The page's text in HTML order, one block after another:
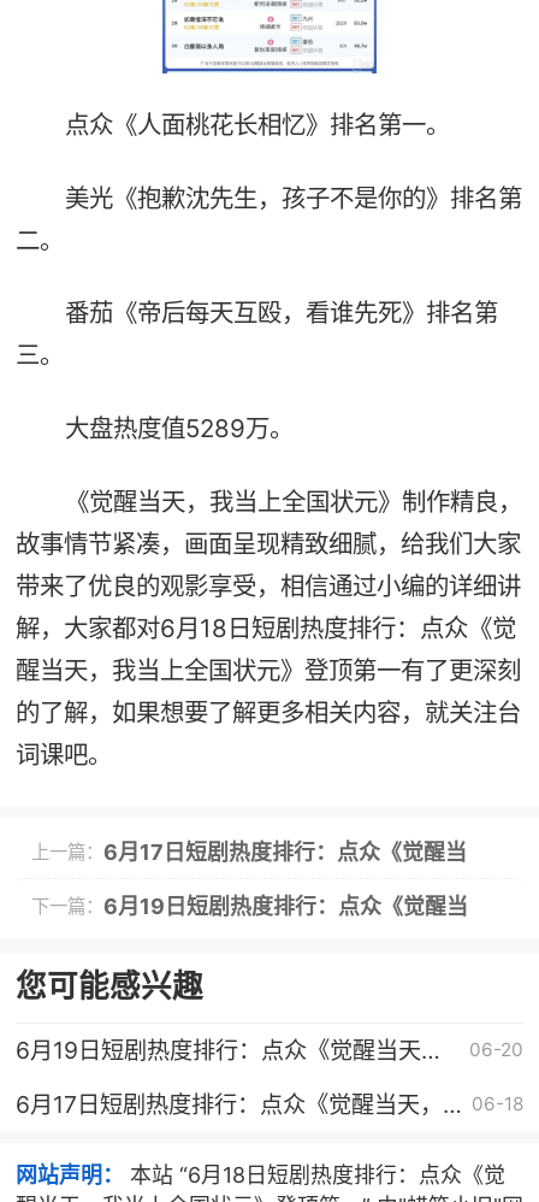
点众《人面桃花长相忆》排名第一。
美光《抱歉沈先生，孩子不是你的》排名第
二。
番茄《帝后每天互殴，看谁先死》排名第
三。
大盘热度值5289万。
《觉醒当天，我当上全国状元》制作精良，
故事情节紧凑，画面呈现精致细腻，给我们大家
带来了优良的观影享受，相信通过小编的详细讲
解，大家都对6月18日短剧热度排行：点众《觉
醒当天，我当上全国状元》登顶第一有了更深刻
的了解，如果想要了解更多相关内容，就关注台
词课吧。
上一篇： 6月17日短剧热度排行：点众《觉醒当
天，我当上全国状元》登顶第一
下一篇： 6月19日短剧热度排行：点众《觉醒当
您可能感兴趣
6月19日短剧热度排行：点众《觉醒当天，
06-20
6月17日短剧热度排行：点众《觉醒当天，
06-18
网站声明：
本站 “6月18日短剧热度排行：点众《觉